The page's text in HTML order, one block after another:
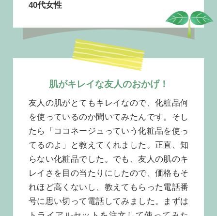
40代女性
肌がキレイな友人のおかげ！
友人の肌がとてもキレイなので、化粧品何
を使っているのか聞いてみたんです。そし
たら「ココネージュっていう化粧品を使っ
てるのよ」と教えてくれました。正直、知
らない化粧品でした。でも、友人の肌のキ
レイさを目の当たりにしたので、価格もそ
れほど高くないし、教えてもらった電話番
号に思い切って電話してみました。まずは